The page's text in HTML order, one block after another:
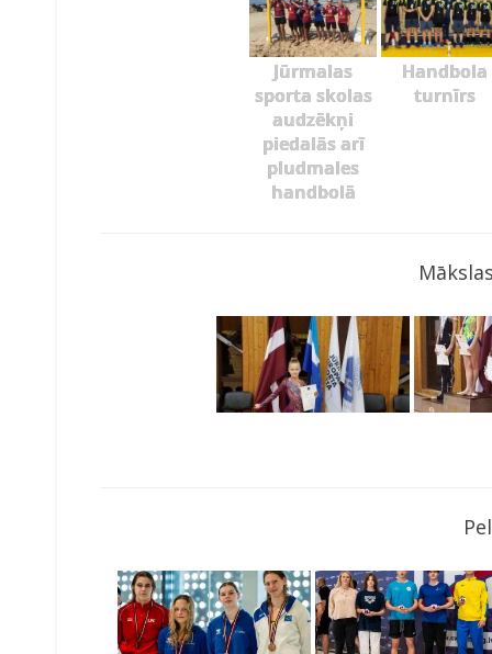
Jūrmalas
sporta skolas
audzēkņi
piedalās arī
pludmales
handbolā
Handbola
turnīrs